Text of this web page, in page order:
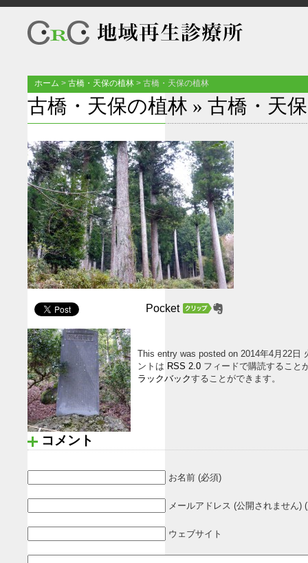
ホーム > 古橋・天保の植林 > 古橋・天保の植林
古橋・天保の植林 » 古橋・天
Pocket
This entry was posted on 2014年4月22日
ントは RSS 2.0 フィードで購読すること
ラックバックすることができます。
コメント
お名前 (必須)
メールアドレス (公開されません)
ウェブサイト